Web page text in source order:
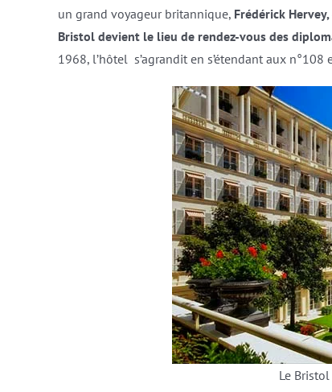
un grand voyageur britannique, Frédérick
Bristol devient le lieu de rendez-vous des
1968, l’hôtel s’agrandit en s’étendant aux n°108
Le